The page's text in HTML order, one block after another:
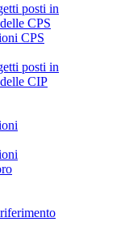
posti in
CPS
CPS
posti in
CIP